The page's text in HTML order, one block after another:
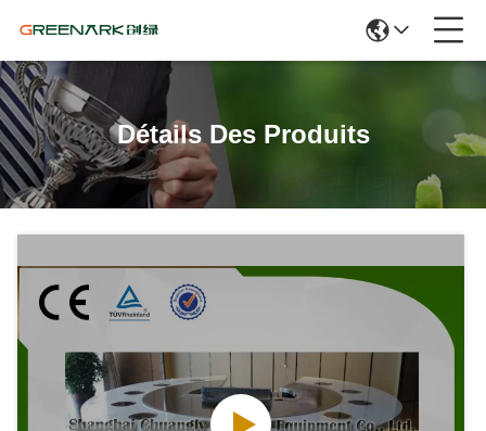
Détails Des Produits